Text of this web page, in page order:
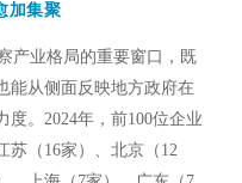
加集聚
产业格局的重要窗口，既
能从侧面反映地方政府在
。2024年，前100位企业
苏（16家）、北京（12